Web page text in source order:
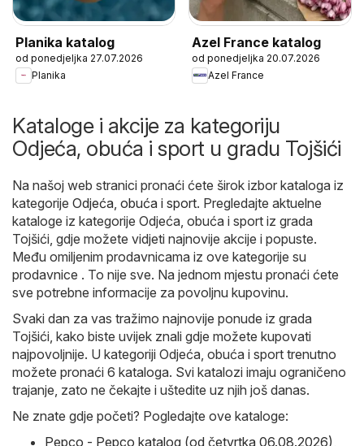
Planika katalog
od ponedjeljka 27.07.2026
Planika
Azel France katalog
od ponedjeljka 20.07.2026
Azel France
Kataloge i akcije za kategoriju
Odjeća, obuća i sport u gradu Tojšići
Na našoj web stranici pronaći ćete širok izbor kataloga iz
kategorije Odjeća, obuća i sport. Pregledajte aktuelne
kataloge iz kategorije Odjeća, obuća i sport iz grada
Tojšići, gdje možete vidjeti najnovije akcije i popuste.
Među omiljenim prodavnicama iz ove kategorije su
prodavnice . To nije sve. Na jednom mjestu pronaći ćete
sve potrebne informacije za povoljnu kupovinu.
Svaki dan za vas tražimo najnovije ponude iz grada
Tojšići, kako biste uvijek znali gdje možete kupovati
najpovoljnije. U kategoriji Odjeća, obuća i sport trenutno
možete pronaći 6 kataloga. Svi katalozi imaju ograničeno
trajanje, zato ne čekajte i uštedite uz njih još danas.
Ne znate gdje početi? Pogledajte ove kataloge:
Pepco - Pepco katalog (od četvrtka 06.08.2026)